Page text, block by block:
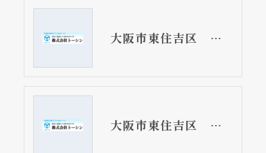
大阪市東住吉区 分譲マンションのキッチンリフォーム工事 TOTO CRASSO
大阪市東住吉区 戸建て住宅のレンジフード取替リフォーム工事